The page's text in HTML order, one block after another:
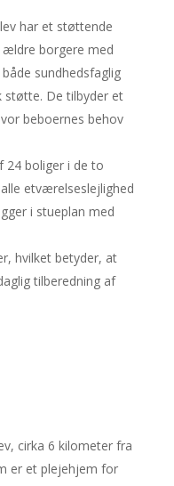
har et støttende
borgere med
sundhedsfaglig
støtte. De tilbyder et
beboernes behov
24 boliger i de to
etværelseslejlighed
i stueplan med
hvilket betyder, at
tilberedning af
cirka 6 kilometer fra
er et plejehjem for